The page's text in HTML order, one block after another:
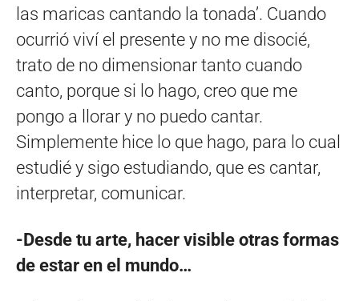
las maricas cantando la tonada’. Cuando
ocurrió viví el presente y no me disocié,
trato de no dimensionar tanto cuando
canto, porque si lo hago, creo que me
pongo a llorar y no puedo cantar.
Simplemente hice lo que hago, para lo cual
estudié y sigo estudiando, que es cantar,
interpretar, comunicar.
-Desde tu arte, hacer visible otras formas
de estar en el mundo…